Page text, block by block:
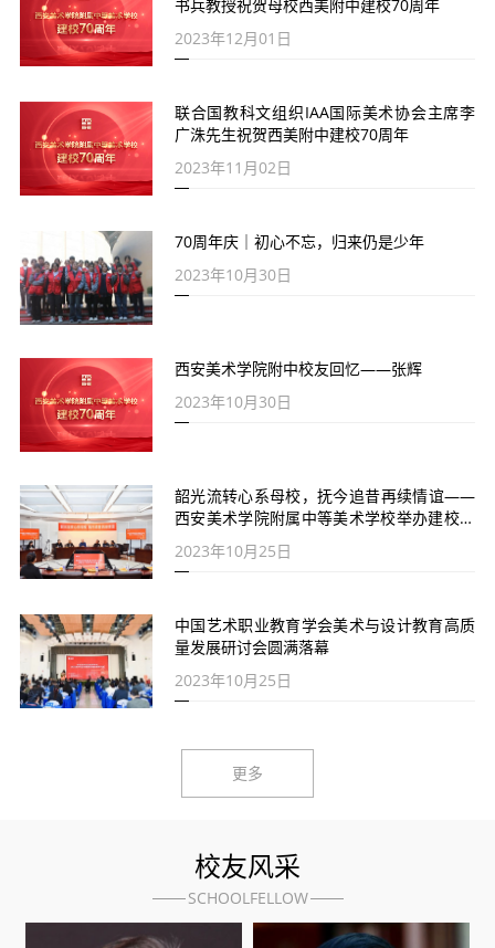
书兵教授祝贺母校西美附中建校70周年
2023年12月01日
联合国教科文组织IAA国际美术协会主席李
广洙先生祝贺西美附中建校70周年
2023年11月02日
70周年庆｜初心不忘，归来仍是少年
2023年10月30日
西安美术学院附中校友回忆——张辉
2023年10月30日
韶光流转心系母校，抚今追昔再续情谊——
西安美术学院附属中等美术学校举办建校七
十周年校友座谈会
2023年10月25日
中国艺术职业教育学会美术与设计教育高质
量发展研讨会圆满落幕
2023年10月25日
更多
校友风采
SCHOOLFELLOW